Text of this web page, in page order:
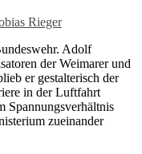
Rieger
Adolf
der Weimarer und
er gestalterisch der
in der Luftfahrt
Spannungsverhältnis
zueinander